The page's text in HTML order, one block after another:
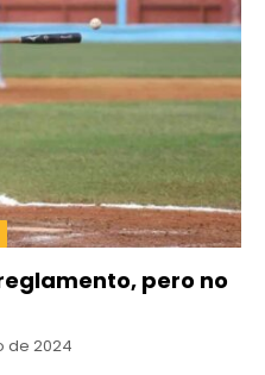
pero no
de 2024